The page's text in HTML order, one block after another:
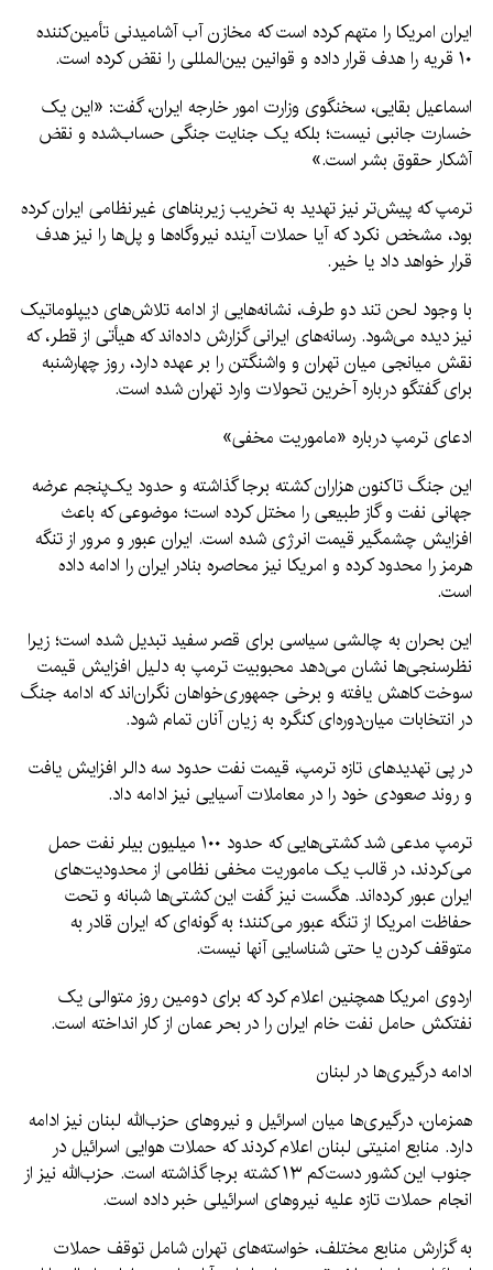
ایران امریکا را متهم کرده است که مخازن آب آشامیدنی تأمین‌کننده
۱۰ قریه را هدف قرار داده و قوانین بین‌المللی را نقض کرده است.
اسماعیل بقایی، سخنگوی وزارت امور خارجه ایران، گفت: «این یک
خسارت جانبی نیست؛ بلکه یک جنایت جنگی حساب‌شده و نقض
آشکار حقوق بشر است.»
ترمپ که پیش‌تر نیز تهدید به تخریب زیربناهای غیرنظامی ایران کرده
بود، مشخص نکرد که آیا حملات آینده نیروگاه‌ها و پل‌ها را نیز هدف
قرار خواهد داد یا خیر.
با وجود لحن تند دو طرف، نشانه‌هایی از ادامه تلاش‌های دیپلوماتیک
نیز دیده می‌شود. رسانه‌های ایرانی گزارش داده‌اند که هیأتی از قطر، که
نقش میانجی میان تهران و واشنگتن را بر عهده دارد، روز چهارشنبه
برای گفتگو درباره آخرین تحولات وارد تهران شده است.
ادعای ترمپ درباره «ماموریت مخفی»
این جنگ تاکنون هزاران کشته برجا گذاشته و حدود یک‌پنجم عرضه
جهانی نفت و گاز طبیعی را مختل کرده است؛ موضوعی که باعث
افزایش چشمگیر قیمت انرژی شده است. ایران عبور و مرور از تنگه
هرمز را محدود کرده و امریکا نیز محاصره بنادر ایران را ادامه داده
است.
این بحران به چالشی سیاسی برای قصر سفید تبدیل شده است؛ زیرا
نظرسنجی‌ها نشان می‌دهد محبوبیت ترمپ به دلیل افزایش قیمت
سوخت کاهش یافته و برخی جمهوری‌خواهان نگران‌اند که ادامه جنگ
در انتخابات میان‌دوره‌ای کنگره به زیان آنان تمام شود.
در پی تهدیدهای تازه ترمپ، قیمت نفت حدود سه دالر افزایش یافت
و روند صعودی خود را در معاملات آسیایی نیز ادامه داد.
ترمپ مدعی شد کشتی‌هایی که حدود ۱۰۰ میلیون بیلر نفت حمل
می‌کردند، در قالب یک ماموریت مخفی نظامی از محدودیت‌های
ایران عبور کرده‌اند. هگست نیز گفت این کشتی‌ها شبانه و تحت
حفاظت امریکا از تنگه عبور می‌کنند؛ به گونه‌ای که ایران قادر به
متوقف کردن یا حتی شناسایی آنها نیست.
اردوی امریکا همچنین اعلام کرد که برای دومین روز متوالی یک
نفتکش حامل نفت خام ایران را در بحر عمان از کار انداخته است.
ادامه درگیری‌ها در لبنان
همزمان، درگیری‌ها میان اسرائیل و نیروهای حزب‌الله لبنان نیز ادامه
دارد. منابع امنیتی لبنان اعلام کردند که حملات هوایی اسرائیل در
جنوب این کشور دست‌کم ۱۳ کشته برجا گذاشته است. حزب‌الله نیز از
انجام حملات تازه علیه نیروهای اسرائیلی خبر داده است.
به گزارش منابع مختلف، خواسته‌های تهران شامل توقف حملات